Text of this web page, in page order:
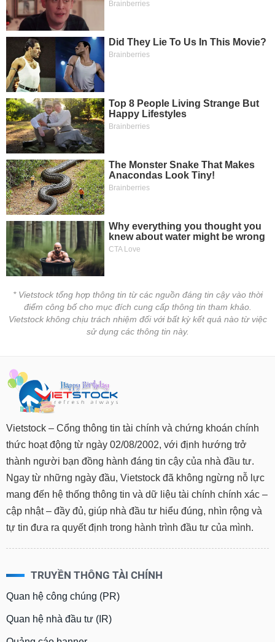
* Vietstock tổng hợp thông tin từ các nguồn đáng tin cậy vào thời
điểm công bố cho mục đích cung cấp thông tin tham khảo.
Vietstock không chịu trách nhiệm đối với bất kỳ kết quả nào từ việc
sử dụng các thông tin này.
Vietstock – Cổng thông tin tài chính và chứng khoán chính
thức hoạt động từ ngày 02/08/2002, với định hướng trở
thành người bạn đồng hành đáng tin cậy của nhà đầu tư.
Ngay từ những ngày đầu, Vietstock đã không ngừng nỗ lực
mang đến hệ thống thông tin và dữ liệu tài chính chính xác –
cập nhật – đầy đủ, giúp nhà đầu tư hiểu đúng, nhìn rộng và
tự tin đưa ra quyết định trong hành trình đầu tư của mình.
TRUYỀN THÔNG TÀI CHÍNH
Quan hệ công chúng (PR)
Quan hệ nhà đầu tư (IR)